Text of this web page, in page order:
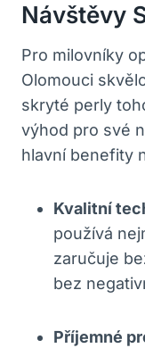
Návštěvy
Pro milovníky
Olomouci
skryté perly
výhod pro své
hlavní benefity
Kvalitní
používá
zaručuje
bez
Příjemné